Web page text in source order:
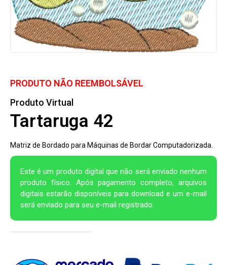
PRODUTO NÃO REEMBOLSÁVEL
Produto Virtual
Tartaruga 42
Matriz de Bordado para Máquinas de Bordar Computadorizada.
Este é um produto digital que não será enviado nenhum
produto físico. Após pagamento completo, arquivos
digitais estarão disponíveis para download e um e-mail
será enviado para seu e-mail registrado.